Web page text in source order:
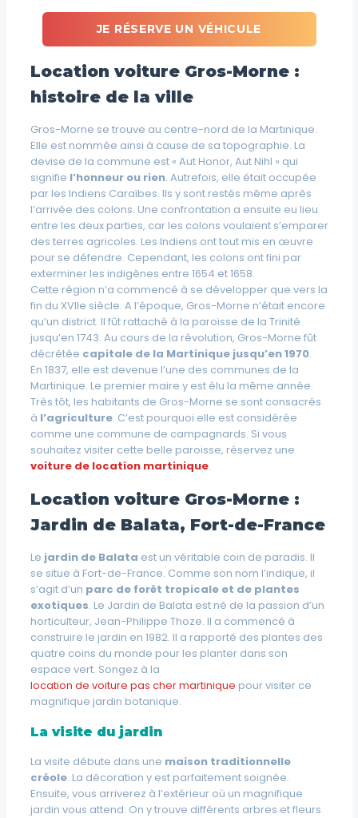
JE RÉSERVE UN VÉHICULE
Location voiture Gros-Morne :
histoire de la ville
Gros-Morne se trouve au centre-nord de la Martinique.
Elle est nommée ainsi à cause de sa topographie. La
devise de la commune est « Aut Honor, Aut Nihl » qui
signifie l’honneur ou rien. Autrefois, elle était occupée
par les Indiens Caraïbes. Ils y sont restés même après
l’arrivée des colons. Une confrontation a ensuite eu lieu
entre les deux parties, car les colons voulaient s’emparer
des terres agricoles. Les Indiens ont tout mis en œuvre
pour se défendre. Cependant, les colons ont fini par
exterminer les indigènes entre 1654 et 1658.
Cette région n’a commencé à se développer que vers la
fin du XVIIe siècle. A l’époque, Gros-Morne n’était encore
qu’un district. Il fût rattaché à la paroisse de la Trinité
jusqu’en 1743. Au cours de la révolution, Gros-Morne fût
décrétée capitale de la Martinique jusqu’en 1970.
En 1837, elle est devenue l’une des communes de la
Martinique. Le premier maire y est élu la même année.
Très tôt, les habitants de Gros-Morne se sont consacrés
à l’agriculture. C’est pourquoi elle est considérée
comme une commune de campagnards. Si vous
souhaitez visiter cette belle paroisse, réservez une
voiture de location martinique.
Location voiture Gros-Morne :
Jardin de Balata, Fort-de-France
Le jardin de Balata est un véritable coin de paradis. Il
se situe à Fort-de-France. Comme son nom l’indique, il
s’agit d’un parc de forêt tropicale et de plantes
exotiques. Le Jardin de Balata est né de la passion d’un
horticulteur, Jean-Philippe Thoze. Il a commencé à
construire le jardin en 1982. Il a rapporté des plantes des
quatre coins du monde pour les planter dans son
espace vert. Songez à la
location de voiture pas cher martinique pour visiter ce
magnifique jardin botanique.
La visite du jardin
La visite débute dans une maison traditionnelle
créole. La décoration y est parfaitement soignée.
Ensuite, vous arriverez à l’extérieur où un magnifique
jardin vous attend. On y trouve différents arbres et fleurs